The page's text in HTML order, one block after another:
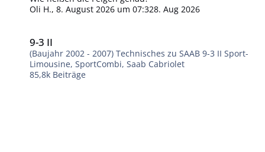
Oli H.,8. August 2026 um 07:328. Aug 2026
9-3 II
(Baujahr 2002 - 2007) Technisches zu SAAB 9-3 II Sport-
Limousine, SportCombi, Saab Cabriolet
85,8k Beiträge